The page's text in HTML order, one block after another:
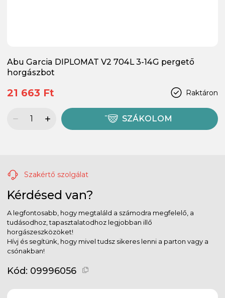
Abu Garcia DIPLOMAT V2 704L 3-14G pergető
horgászbot
Raktáron
21 663 Ft
SZÁKOLOM
Szakértő szolgálat
Kérdésed van?
A legfontosabb, hogy megtaláld a számodra megfelelő, a
tudásodhoz, tapasztalatodhoz legjobban illő
horgászeszközöket!
Hívj és segítünk, hogy mivel tudsz sikeres lenni a parton vagy a
csónakban!
Kód: 09996056